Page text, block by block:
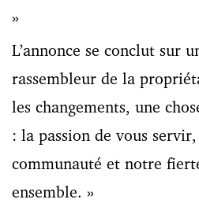
»
L’annonce se conclut sur
rassembleur de la
les changements, une
: la passion de vous
communauté et notre
ensemble. »